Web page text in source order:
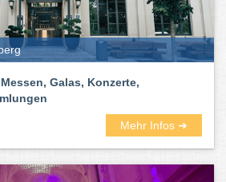
Galas, Konzerte,
Mehr Infos ➜